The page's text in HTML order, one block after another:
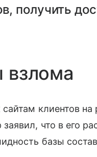
получить
взлома
клиентов
что в его
базы